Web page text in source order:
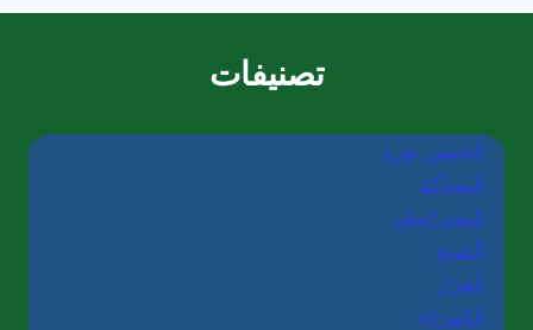
تصنيفات
الجبس بورد
السباكة
السيراميك
الصبغ
العزل
الكهرباء